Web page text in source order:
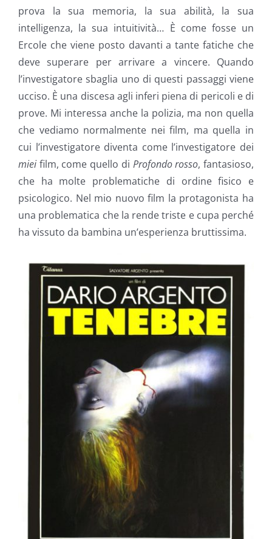
prova la sua memoria, la sua abilità, la sua
intelligenza, la sua intuitività… È come fosse un
Ercole che viene posto davanti a tante fatiche che
deve superare per arrivare a vincere. Quando
l’investigatore sbaglia uno di questi passaggi viene
ucciso. È una discesa agli inferi piena di pericoli e di
prove. Mi interessa anche la polizia, ma non quella
che vediamo normalmente nei film, ma quella in
cui l’investigatore diventa come l’investigatore dei
miei film, come quello di Profondo rosso, fantasioso,
che ha molte problematiche di ordine fisico e
psicologico. Nel mio nuovo film la protagonista ha
una problematica che la rende triste e cupa perché
ha vissuto da bambina un’esperienza bruttissima.